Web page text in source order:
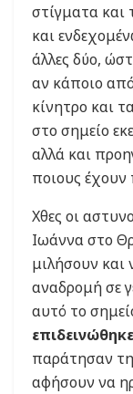
στίγματα και
και
άλλες δύο,
αν κάποιο
κίνητρο και
στο σημείο
αλλά και
ποιους έχουν
Χθες οι
Ιωάννα στο
μιλήσουν και
αναδρομή σε
αυτό το
παράτησαν
αφήσουν να